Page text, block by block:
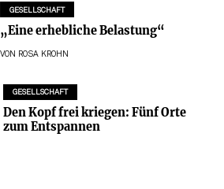
GESELLSCHAFT
„Eine erhebliche Belastung“
VON ROSA KROHN
GESELLSCHAFT
Den Kopf frei kriegen: Fünf Orte
zum Entspannen